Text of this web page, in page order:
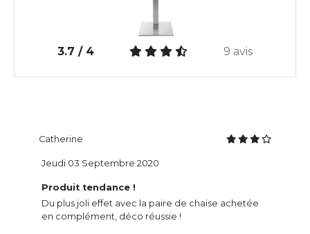
3.7 / 4 9 avis
Catherine
Produit tendance !
Du plus joli effet avec la paire de chaise achetée
en complément, déco réussie !
Jeudi 03 Septembre 2020